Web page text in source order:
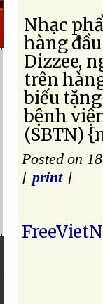
Nhạc
hàng
Dizzee,
trên
biếu
bệnh
(SBTN)
Posted on
[ print]